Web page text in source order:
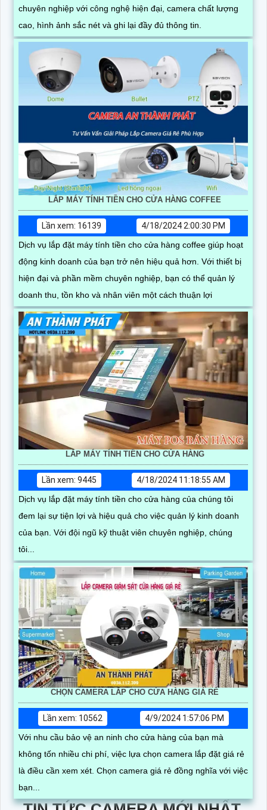
chuyên nghiệp với công nghệ hiện đại, camera chất lượng
cao, hình ảnh sắc nét và ghi lại đầy đủ thông tin.
LẮP MÁY TÍNH TIỀN CHO CỬA HÀNG COFFEE
Lần xem: 16139
4/18/2024 2:00:30 PM
Dịch vụ lắp đặt máy tính tiền cho cửa hàng coffee giúp hoạt
động kinh doanh của bạn trở nên hiệu quả hơn. Với thiết bị
hiện đại và phần mềm chuyên nghiệp, bạn có thể quản lý
doanh thu, tồn kho và nhân viên một cách thuận lợi
LẮP MÁY TÍNH TIỀN CHO CỬA HÀNG
Lần xem: 9445
4/18/2024 11:18:55 AM
Dịch vụ lắp đặt máy tính tiền cho cửa hàng của chúng tôi
đem lại sự tiện lợi và hiệu quả cho việc quản lý kinh doanh
của bạn. Với đội ngũ kỹ thuật viên chuyên nghiệp, chúng
tôi...
CHỌN CAMERA LẮP CHO CỬA HÀNG GIÁ RẺ
Lần xem: 10562
4/9/2024 1:57:06 PM
Với nhu cầu bảo vệ an ninh cho cửa hàng của bạn mà
không tốn nhiều chi phí, việc lựa chọn camera lắp đặt giá rẻ
là điều cần xem xét. Chọn camera giá rẻ đồng nghĩa với việc
bạn...